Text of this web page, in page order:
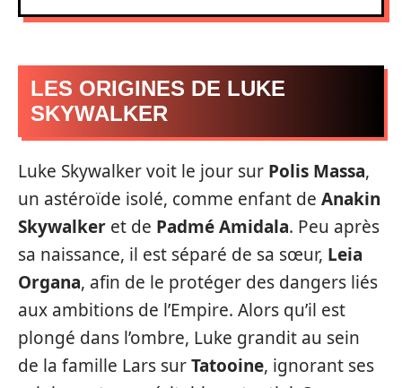
LES ORIGINES DE LUKE
SKYWALKER
Luke Skywalker voit le jour sur Polis Massa,
un astéroïde isolé, comme enfant de Anakin
Skywalker et de Padmé Amidala. Peu après
sa naissance, il est séparé de sa sœur, Leia
Organa, afin de le protéger des dangers liés
aux ambitions de l’Empire. Alors qu’il est
plongé dans l’ombre, Luke grandit au sein
de la famille Lars surTatooine, ignorant ses